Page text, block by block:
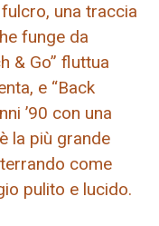
una traccia
funge da
& Go” fluttua
e “Back
’90 con una
la più grande
come
pulito e lucido.